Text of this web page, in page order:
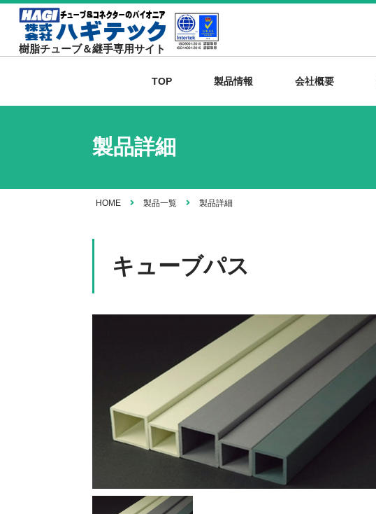
樹脂チューブ＆継手専用サイト
TOP 製品情報 会社概要
製品詳細
HOME 製品一覧 製品詳細
キューブパス